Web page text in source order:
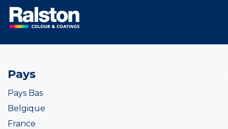
Pays
Pays Bas
Belgique
France